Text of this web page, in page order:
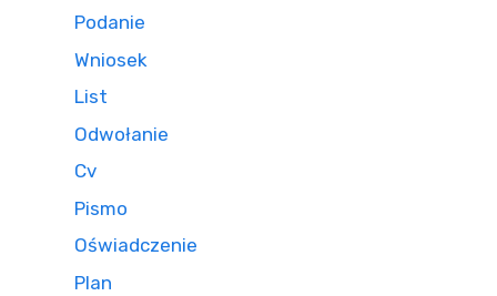
Podanie
Wniosek
List
Odwołanie
Cv
Pismo
Oświadczenie
Plan